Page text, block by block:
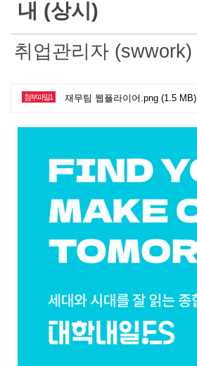
내 (상시)
취업관리자 (swwork)
첨부파일1 재무팀 웹플라이어.png (1.5 MB)